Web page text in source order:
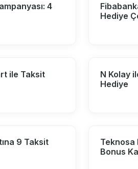
4
Hediye
ile Taksit
N Kolay
Hediye
9 Taksit
Teknosa
Bonus